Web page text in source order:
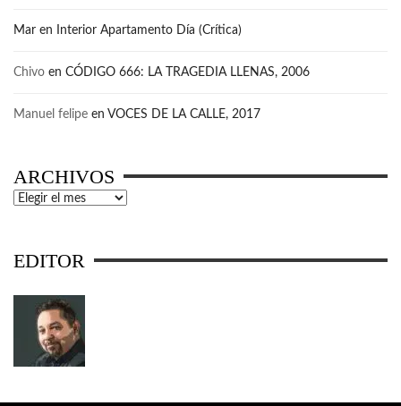
Mar en Interior Apartamento Día (Crítica)
Chivo en CÓDIGO 666: LA TRAGEDIA LLENAS, 2006
Manuel felipe en VOCES DE LA CALLE, 2017
ARCHIVOS
Archivos
EDITOR